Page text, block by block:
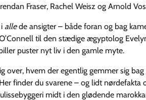
Fraser, Rachel Weisz og Arnold
allede ansigter – både foran og bag
til den stædige ægyptolog
puster nyt liv i den gamle myte.
over, hvem der egentlig gemmer sig
finder du svarene – og lidt
midt i den glødende